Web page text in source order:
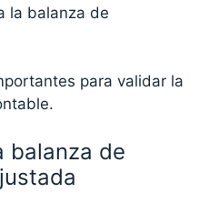
la balanza de
para validar la
balanza de